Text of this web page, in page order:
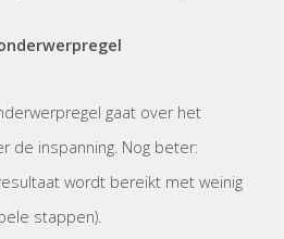
gaat over het
de inspanning. Nog beter:
wordt bereikt met weinig
stappen).